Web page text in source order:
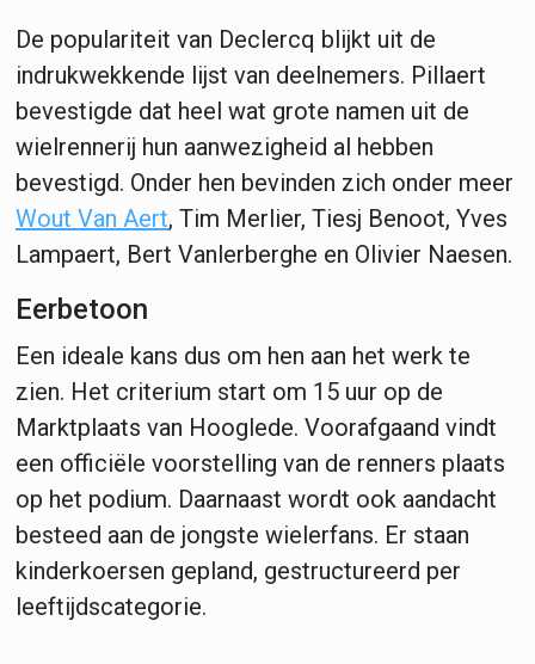
De populariteit van Declercq blijkt uit de
indrukwekkende lijst van deelnemers. Pillaert
bevestigde dat heel wat grote namen uit de
wielrennerij hun aanwezigheid al hebben
bevestigd. Onder hen bevinden zich onder meer
Wout Van Aert, Tim Merlier, Tiesj Benoot, Yves
Lampaert, Bert Vanlerberghe en Olivier Naesen.
Eerbetoon
Een ideale kans dus om hen aan het werk te
zien. Het criterium start om 15 uur op de
Marktplaats van Hooglede. Voorafgaand vindt
een officiële voorstelling van de renners plaats
op het podium. Daarnaast wordt ook aandacht
besteed aan de jongste wielerfans. Er staan
kinderkoersen gepland, gestructureerd per
leeftijdscategorie.